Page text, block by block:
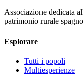
Associazione dedicata
patrimonio rurale
Esplorare
Tutti i popoli
Multiesperienze